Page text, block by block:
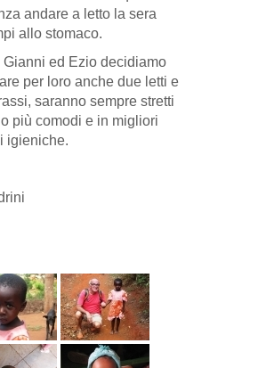
andare a letto la sera
allo stomaco.
Gianni ed Ezio decidiamo
per loro anche due letti e
saranno sempre stretti
più comodi e in migliori
igieniche.